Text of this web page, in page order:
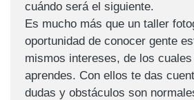
cuándo será el siguiente.
Es mucho más que un taller
oportunidad de conocer gente
mismos intereses, de los
aprendes. Con ellos te das
dudas y obstáculos son